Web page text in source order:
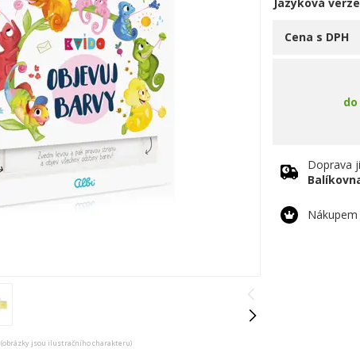
(obrázky jsou ilustračního charakteru)
Jazyková verze
Cena s DPH
Doprava